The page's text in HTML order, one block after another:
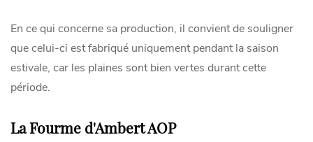
En ce qui concerne sa production, il convient de souligner
que celui-ci est fabriqué uniquement pendant la saison
estivale, car les plaines sont bien vertes durant cette
période.
La Fourme d'Ambert AOP